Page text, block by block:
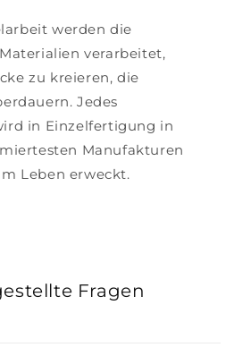
werden die
verarbeitet,
zu kreieren, die
Jedes
in Einzelfertigung in
Manufakturen
Leben erweckt.
Fragen